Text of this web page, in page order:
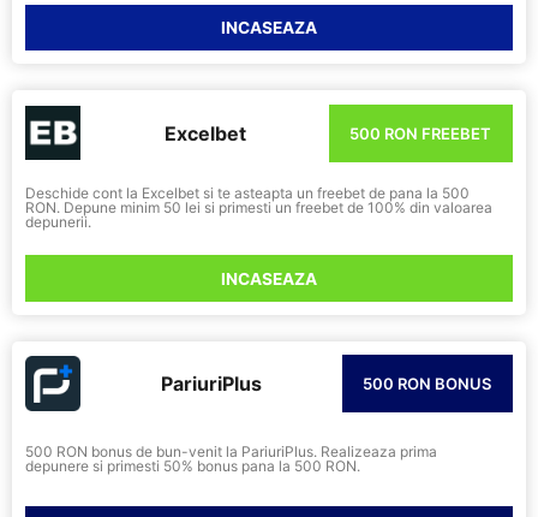
INCASEAZA
Excelbet 500 RON FREEBET
Deschide cont la Excelbet si te asteapta un freebet de pana la 500
RON. Depune minim 50 lei si primesti un freebet de 100% din valoarea
depunerii.
INCASEAZA
PariuriPlus 500 RON BONUS
500 RON bonus de bun-venit la PariuriPlus. Realizeaza prima
depunere si primesti 50% bonus pana la 500 RON.